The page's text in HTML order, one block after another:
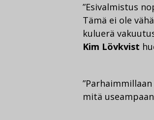
”Esivalmistus
Tämä ei ole
kuluerä
Kim Lövkvist
mitä